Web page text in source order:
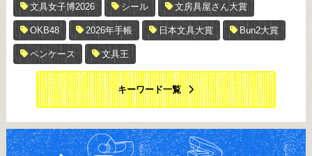
文具女子博2026 シール 文房具屋さん大賞
OKB48 2026年手帳 日本文具大賞 Bun2大賞
ペンケース 文具王
キーワード一覧